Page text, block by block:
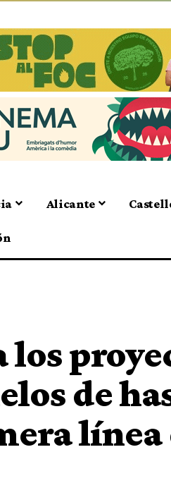
Alicante
de
línea